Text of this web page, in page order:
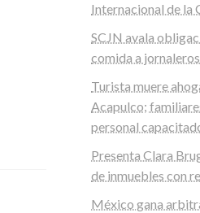
Internacional de la
SCJN avala
comida a
Turista muere
Acapulco;
personal
Presenta Clara
de inmuebles con
México gana